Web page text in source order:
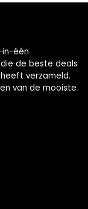
in-één
de beste deals
verzameld.
van de mooiste